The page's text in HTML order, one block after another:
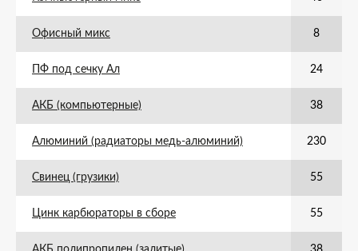
Офисный микс 8
ПФ под сечку Ал 24
АКБ (компьютерные) 38
Алюминий (радиаторы медь-алюминий) 230
Свинец (грузики) 55
Цинк карбюраторы в сборе 55